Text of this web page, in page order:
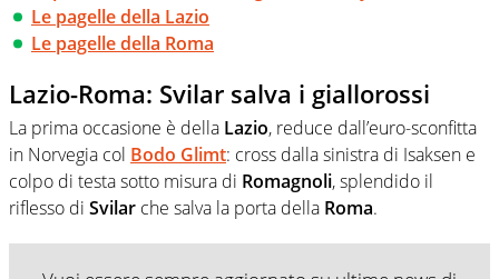
Le pagelle della Lazio
Le pagelle della Roma
Lazio-Roma: Svilar salva i giallorossi
La prima occasione è della Lazio, reduce dall’euro-sconfitta
in Norvegia col Bodo Glimt: cross dalla sinistra di Isaksen e
colpo di testa sotto misura di Romagnoli, splendido il
riflesso di Svilar che salva la porta della Roma.